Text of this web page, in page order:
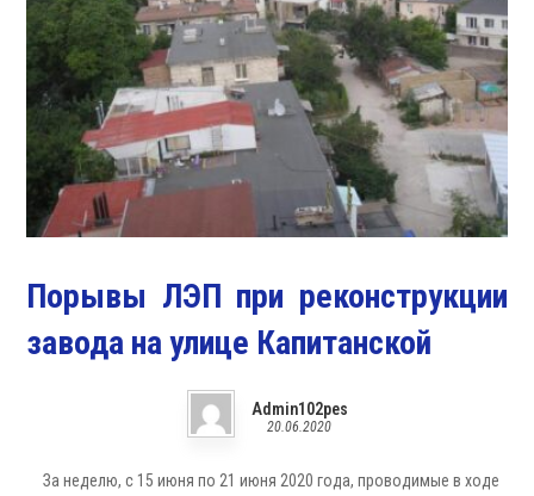
Порывы ЛЭП при реконструкции
завода на улице Капитанской
Admin102pes
20.06.2020
За неделю, с 15 июня по 21 июня 2020 года, проводимые в ходе